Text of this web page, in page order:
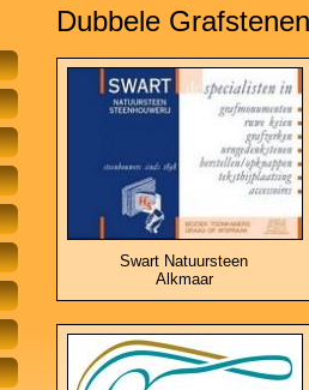
Dubbele Grafstenen
Swart Natuursteen
Alkmaar